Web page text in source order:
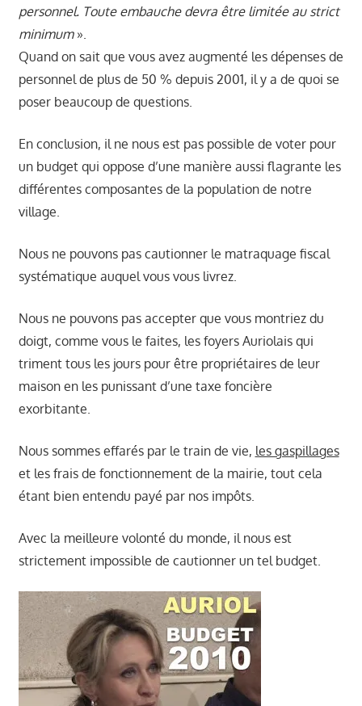
personnel. Toute embauche devra être limitée au strict
minimum».
Quand on sait que vous avez augmenté les dépenses de
personnel de plus de 50 % depuis 2001, il y a de quoi se
poser beaucoup de questions.
En conclusion, il ne nous est pas possible de voter pour
un budget qui oppose d’une manière aussi flagrante les
différentes composantes de la population de notre
village.
Nous ne pouvons pas cautionner le matraquage fiscal
systématique auquel vous vous livrez.
Nous ne pouvons pas accepter que vous montriez du
doigt, comme vous le faites, les foyers Auriolais qui
triment tous les jours pour être propriétaires de leur
maison en les punissant d’une taxe foncière
exorbitante.
Nous sommes effarés par le train de vie, les gaspillages
et les frais de fonctionnement de la mairie, tout cela
étant bien entendu payé par nos impôts.
Avec la meilleure volonté du monde, il nous est
strictement impossible de cautionner un tel budget.